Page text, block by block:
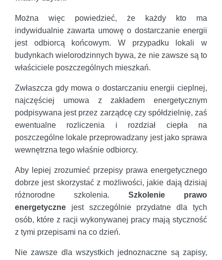
Można więc powiedzieć, że każdy kto ma
indywidualnie zawarta umowę o dostarczanie energii
jest odbiorcą końcowym. W przypadku lokali w
budynkach wielorodzinnych bywa, że nie zawsze są to
właściciele poszczególnych mieszkań.
Zwłaszcza gdy mowa o dostarczaniu energii cieplnej,
najczęściej umowa z zakładem energetycznym
podpisywana jest przez zarządcę czy spółdzielnię, zaś
ewentualne rozliczenia i rozdział ciepła na
poszczególne lokale przeprowadzany jest jako sprawa
wewnętrzna tego właśnie odbiorcy.
Aby lepiej zrozumieć przepisy prawa energetycznego
dobrze jest skorzystać z możliwości, jakie dają dzisiaj
różnorodne szkolenia. Szkolenie prawo
energetyczne jest szczególnie przydatne dla tych
osób, które z racji wykonywanej pracy mają styczność
z tymi przepisami na co dzień.
Nie zawsze dla wszystkich jednoznaczne są zapisy,